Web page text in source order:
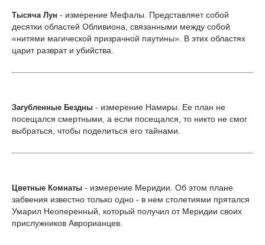
Тысяча Лун - измерение Мефалы. Представляет собой
десятки областей Обливиона, связанными между собой
«нитями магической призрачной паутины». В этих областях
царит разврат и убийства.
Загубленные Бездны - измерение Намиры. Ее план не
посещался смертными, а если посещался, то никто не смог
выбраться, чтобы поделиться его тайнами.
Цветные Комнаты - измерение Меридии. Об этом плане
забвения известно только одно - в нем столетиями прятался
Умарил Неоперенный, который получил от Меридии своих
прислужников Аврорианцев.